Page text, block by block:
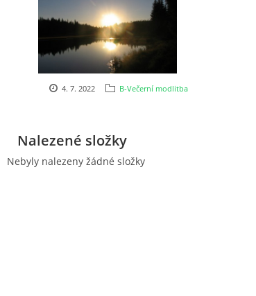
4. 7. 2022 B-Večerní modlitba
Nalezené složky
Nebyly nalezeny žádné složky